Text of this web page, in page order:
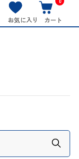
お気に入り カート